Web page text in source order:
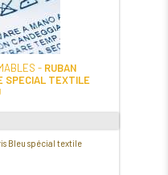
- RUBAN
SPECIAL TEXTILE
Bleu spécial textile